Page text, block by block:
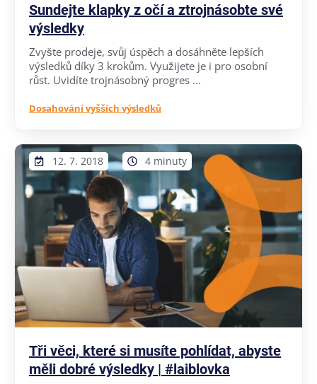
Sundejte klapky z očí a ztrojnásobte své
výsledky
Zvyšte prodeje, svůj úspěch a dosáhněte lepších
výsledků díky 3 krokům. Využijete je i pro osobní
růst. Uvidíte trojnásobný progres ...
Dosahování vyšších výsledků
12. 7. 2018 4 minuty
Tři věci, které si musíte pohlídat, abyste
měli dobré výsledky | #laiblovka